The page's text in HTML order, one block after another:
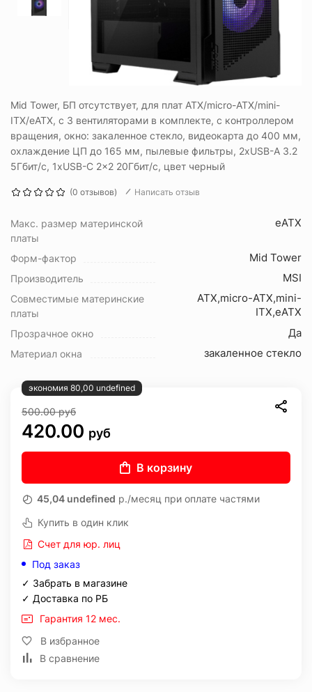
Mid Tower, БП отсутствует, для плат ATX/micro-ATX/mini-
ITX/eATX, с 3 вентиляторами в комплекте, с контроллером
вращения, окно: закаленное стекло, видеокарта до 400 мм,
охлаждение ЦП до 165 мм, пылевые фильтры, 2xUSB-A 3.2
5Гбит/с, 1xUSB-C 2x2 20Гбит/с, цвет черный
(0 отзывов) Написать отзыв
Макс. размер материнской
платы
eATX
Форм-фактор Mid Tower
Производитель MSI
Совместимые материнские
платы
ATX,micro-ATX,mini-
ITX,eATX
Прозрачное окно Да
Материал окна закаленное стекло
экономия 80,00 undefined
500.00руб
420.00 руб
В корзину
45,04 undefined р./месяц при оплате частями
Купить в один клик
Счет для юр. лиц
Под заказ
✓ Забрать в магазине
✓ Доставка по РБ
Гарантия 12 мес.
В избранное
В сравнение